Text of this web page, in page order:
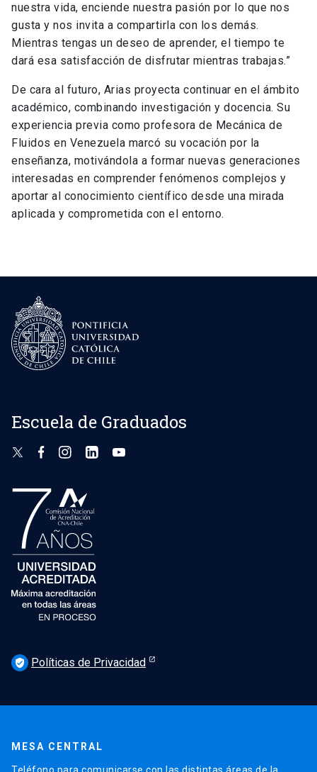
nuestra vida, enciende nuestra pasión por lo que nos
gusta y nos invita a compartirla con los demás.
Mientras tengas un deseo de aprender, el tiempo te
dará esa satisfacción de disfrutar mientras trabajas.”
De cara al futuro, Arias proyecta continuar en el ámbito
académico, combinando investigación y docencia. Su
experiencia previa como profesora de Mecánica de
Fluidos en Venezuela marcó su vocación por la
enseñanza, motivándola a formar nuevas generaciones
interesadas en comprender fenómenos complejos y
aportar al conocimiento científico desde una mirada
aplicada y comprometida con el entorno.
Escuela de Graduados
verified_user Políticas de Privacidad
MESA CENTRAL